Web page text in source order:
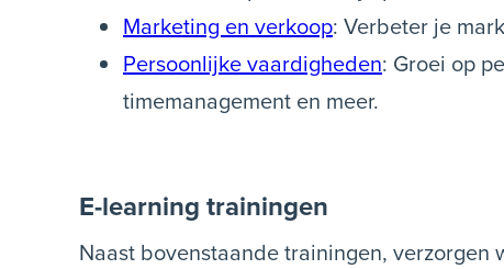
Marketing en verkoop: Verbeter je
Persoonlijke vaardigheden: Groei op
timemanagement en meer.
E-learning trainingen
Naast bovenstaande trainingen,